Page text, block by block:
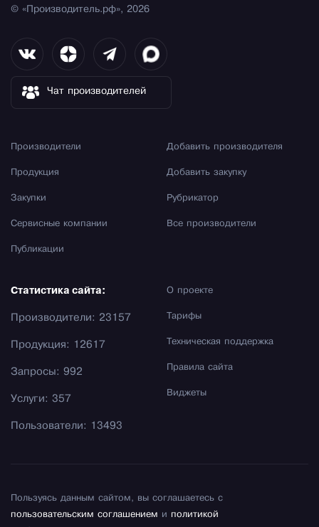
© «Производитель.рф», 2026
Чат производителей
Производители
Продукция
Закупки
Сервисные компании
Публикации
Добавить производителя
Добавить закупку
Рубрикатор
Все производители
О проекте
Тарифы
Техническая поддержка
Правила сайта
Виджеты
Статистика сайта:
Производители: 23157
Продукция: 12617
Запросы: 992
Услуги: 357
Пользователи: 13493
Пользуясь данным сайтом, вы соглашаетесь с
пользовательским соглашением и политикой